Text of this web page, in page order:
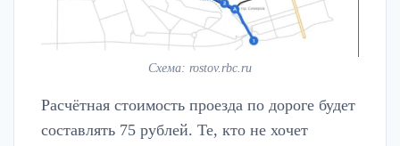
Схема: rostov.rbc.ru
Расчётная стоимость проезда по дороге будет
составлять 75 рублей. Те, кто не хочет